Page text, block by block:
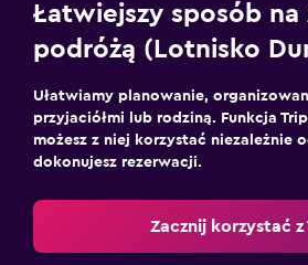
Łatwiejszy sposób na
podróżą (Lotnisko
Ułatwiamy planowanie,
przyjaciółmi lub rodziną. Funkcja
możesz z niej korzystać niezależnie
dokonujesz rezerwacji.
Zacznij korzystać z